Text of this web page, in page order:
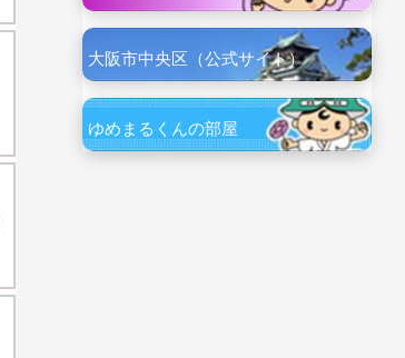
大阪市中央区（公式サイト）
ゆめまるくんの部屋